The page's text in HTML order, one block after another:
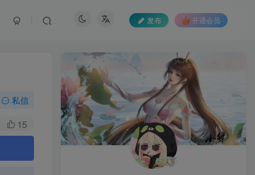
发布 开通会员
私信
15